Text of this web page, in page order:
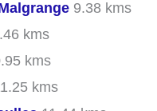
9.38 kms
kms
kms
kms